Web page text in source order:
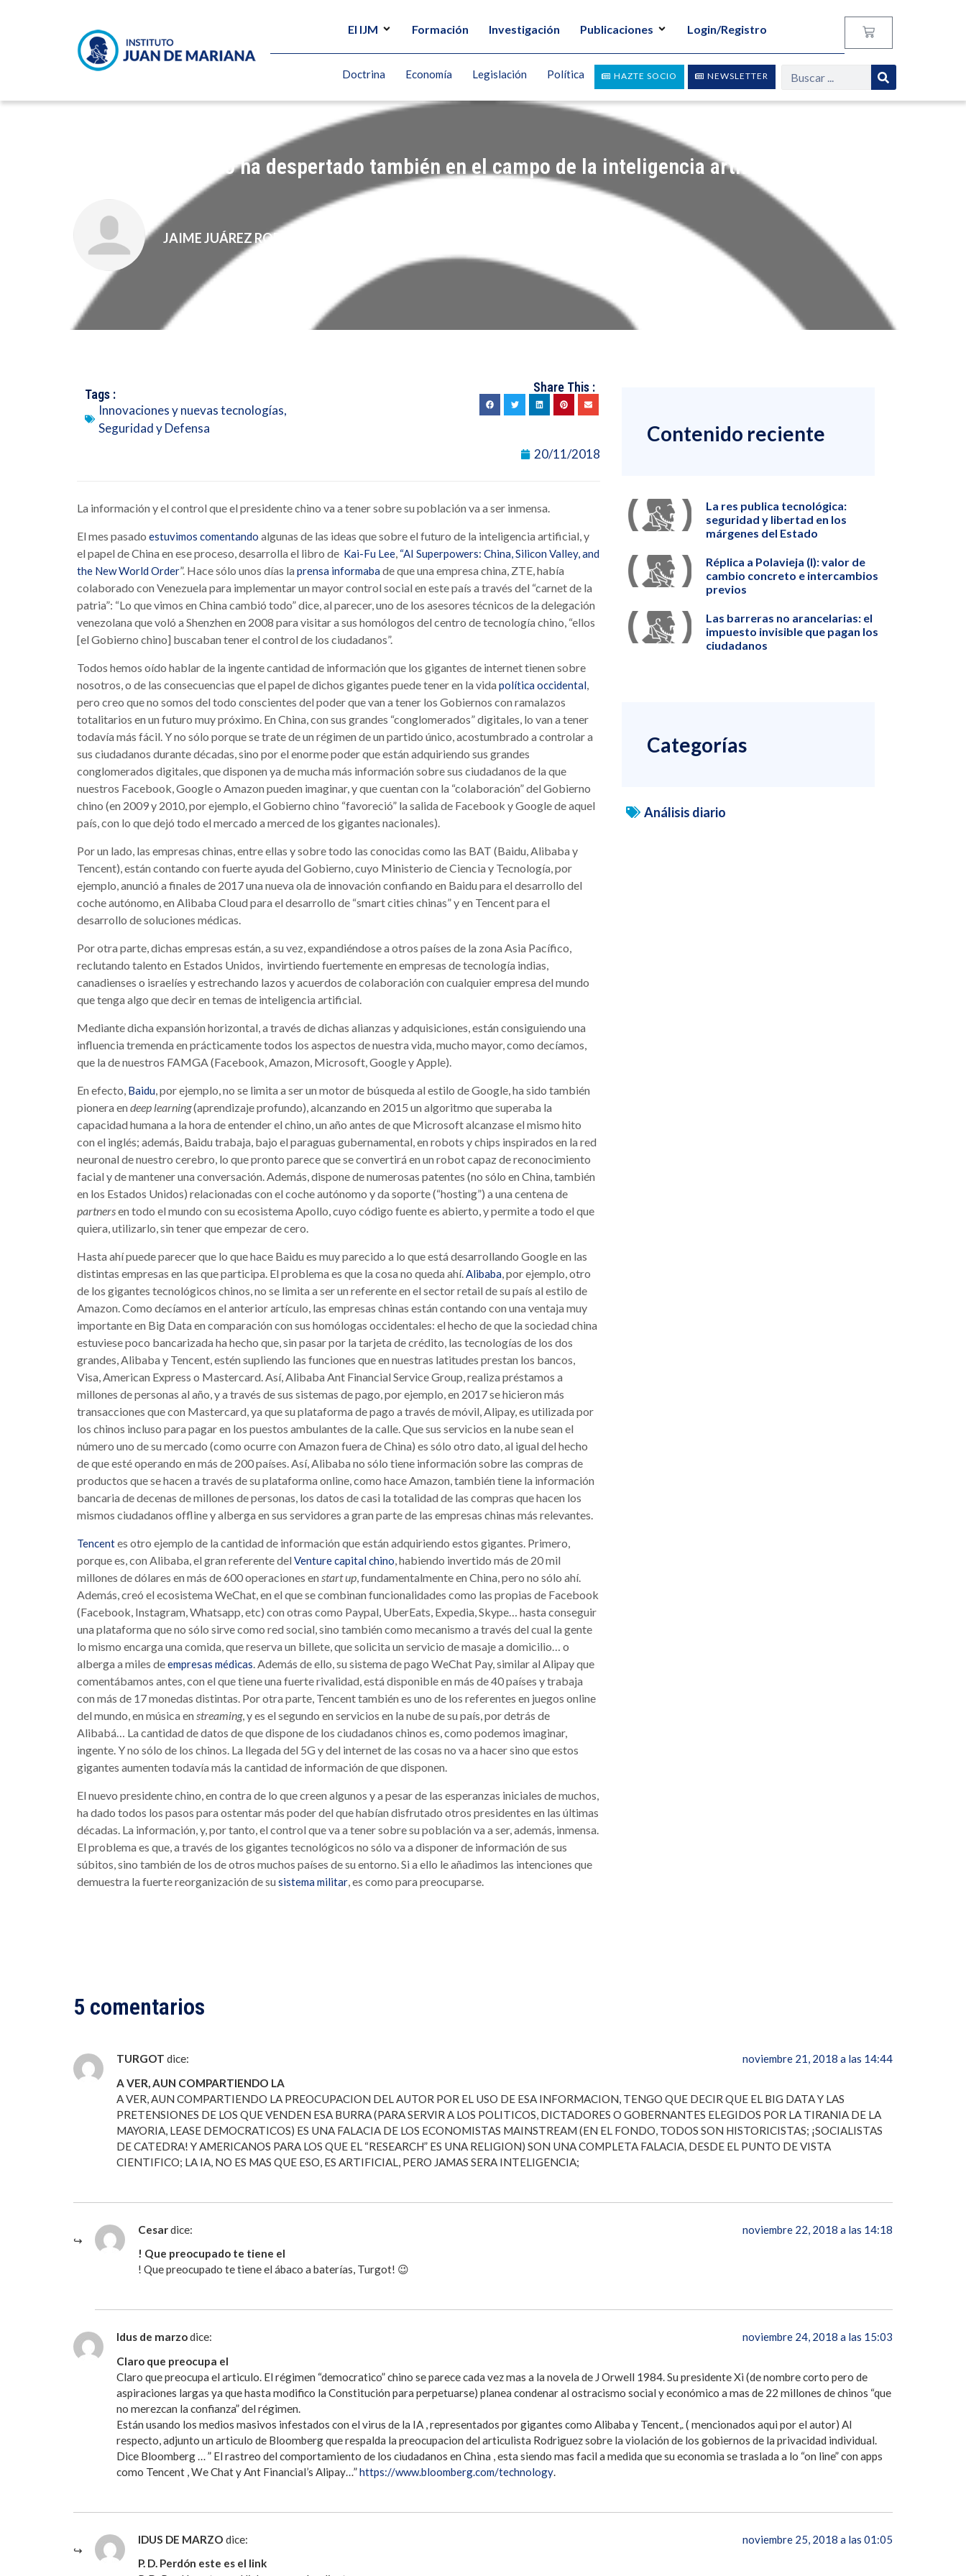
El IJM Formación Investigación Publicaciones Login/Registro
NEWSLETTER
HAZTE SOCIO
Doctrina Economía Legislación Política
El gigante asiático ha despertado también en el campo de la inteligencia artificial (ii)
JAIME JUÁREZ RODRÍGUEZ
Tags :
Innovaciones y nuevas tecnologías,
Seguridad y Defensa
Share This :
20/11/2018
La información y el control que el presidente chino va a tener sobre su población va a ser inmensa.
El mes pasado estuvimos comentando algunas de las ideas que sobre el futuro de la inteligencia artificial, y
el papel de China en ese proceso, desarrolla el libro de Kai-Fu Lee, “AI Superpowers: China, Silicon Valley, and
the New World Order”. Hace sólo unos días laprensa informaba de que una empresa china, ZTE, había
colaborado con Venezuela para implementar un mayor control social en este país a través del “carnet de la
patria”: “Lo que vimos en China cambió todo” dice, al parecer, uno de los asesores técnicos de la delegación
venezolana que voló a Shenzhen en 2008 para visitar a sus homólogos del centro de tecnología chino, “ellos
[el Gobierno chino] buscaban tener el control de los ciudadanos”.
Todos hemos oído hablar de la ingente cantidad de información que los gigantes de internet tienen sobre
nosotros, o de las consecuencias que el papel de dichos gigantes puede tener en la vidapolítica occidental,
pero creo que no somos del todo conscientes del poder que van a tener los Gobiernos con ramalazos
totalitarios en un futuro muy próximo. En China, con sus grandes “conglomerados” digitales, lo van a tener
todavía más fácil. Y no sólo porque se trate de un régimen de un partido único, acostumbrado a controlar a
sus ciudadanos durante décadas, sino por el enorme poder que están adquiriendo sus grandes
conglomerados digitales, que disponen ya de mucha más información sobre sus ciudadanos de la que
nuestros Facebook, Google o Amazon pueden imaginar, y que cuentan con la “colaboración” del Gobierno
chino (en 2009 y 2010, por ejemplo, el Gobierno chino “favoreció” la salida de Facebook y Google de aquel
país, con lo que dejó todo el mercado a merced de los gigantes nacionales).
Por un lado, las empresas chinas, entre ellas y sobre todo las conocidas como las BAT (Baidu, Alibaba y
Tencent), están contando con fuerte ayuda del Gobierno, cuyo Ministerio de Ciencia y Tecnología, por
ejemplo, anunció a finales de 2017 una nueva ola de innovación confiando en Baidu para el desarrollo del
coche autónomo, en Alibaba Cloud para el desarrollo de “smart cities chinas” y en Tencent para el
desarrollo de soluciones médicas.
Por otra parte, dichas empresas están, a su vez, expandiéndose a otros países de la zona Asia Pacífico,
reclutando talento en Estados Unidos, invirtiendo fuertemente en empresas de tecnología indias,
canadienses o israelíes y estrechando lazos y acuerdos de colaboración con cualquier empresa del mundo
que tenga algo que decir en temas de inteligencia artificial.
Mediante dicha expansión horizontal, a través de dichas alianzas y adquisiciones, están consiguiendo una
influencia tremenda en prácticamente todos los aspectos de nuestra vida, mucho mayor, como decíamos,
que la de nuestros FAMGA (Facebook, Amazon, Microsoft, Google y Apple).
En efecto, Baidu, por ejemplo, no se limita a ser un motor de búsqueda al estilo de Google, ha sido también
pionera endeep learning(aprendizaje profundo), alcanzando en 2015 un algoritmo que superaba la
capacidad humana a la hora de entender el chino, un año antes de que Microsoft alcanzase el mismo hito
con el inglés; además, Baidu trabaja, bajo el paraguas gubernamental, en robots y chips inspirados en la red
neuronal de nuestro cerebro, lo que pronto parece que se convertirá en un robot capaz de reconocimiento
facial y de mantener una conversación. Además, dispone de numerosas patentes (no sólo en China, también
en los Estados Unidos) relacionadas con el coche autónomo y da soporte (“hosting”) a una centena de
partnersen todo el mundo con su ecosistema Apollo, cuyo código fuente es abierto, y permite a todo el que
quiera, utilizarlo, sin tener que empezar de cero.
Hasta ahí puede parecer que lo que hace Baidu es muy parecido a lo que está desarrollando Google en las
distintas empresas en las que participa. El problema es que la cosa no queda ahí.Alibaba, por ejemplo, otro
de los gigantes tecnológicos chinos, no se limita a ser un referente en el sector retail de su país al estilo de
Amazon. Como decíamos en el anterior artículo, las empresas chinas están contando con una ventaja muy
importante en Big Data en comparación con sus homólogas occidentales: el hecho de que la sociedad china
estuviese poco bancarizada ha hecho que, sin pasar por la tarjeta de crédito, las tecnologías de los dos
grandes, Alibaba y Tencent, estén supliendo las funciones que en nuestras latitudes prestan los bancos,
Visa, American Express o Mastercard. Así, Alibaba Ant Financial Service Group, realiza préstamos a
millones de personas al año, y a través de sus sistemas de pago, por ejemplo, en 2017 se hicieron más
transacciones que con Mastercard, ya que su plataforma de pago a través de móvil, Alipay, es utilizada por
los chinos incluso para pagar en los puestos ambulantes de la calle. Que sus servicios en la nube sean el
número uno de su mercado (como ocurre con Amazon fuera de China) es sólo otro dato, al igual del hecho
de que esté operando en más de 200 países. Así, Alibaba no sólo tiene información sobre las compras de
productos que se hacen a través de su plataforma online, como hace Amazon, también tiene la información
bancaria de decenas de millones de personas, los datos de casi la totalidad de las compras que hacen los
mismos ciudadanos offline y alberga en sus servidores a gran parte de las empresas chinas más relevantes.
Tencentes otro ejemplo de la cantidad de información que están adquiriendo estos gigantes. Primero,
porque es, con Alibaba, el gran referente delVenture capital chino, habiendo invertido más de 20 mil
millones de dólares en más de 600 operaciones enstart up, fundamentalmente en China, pero no sólo ahí.
Además, creó el ecosistema WeChat, en el que se combinan funcionalidades como las propias de Facebook
(Facebook, Instagram, Whatsapp, etc) con otras como Paypal, UberEats, Expedia, Skype… hasta conseguir
una plataforma que no sólo sirve como red social, sino también como mecanismo a través del cual la gente
lo mismo encarga una comida, que reserva un billete, que solicita un servicio de masaje a domicilio… o
alberga a miles deempresas médicas. Además de ello, su sistema de pago WeChat Pay, similar al Alipay que
comentábamos antes, con el que tiene una fuerte rivalidad, está disponible en más de 40 países y trabaja
con más de 17 monedas distintas. Por otra parte, Tencent también es uno de los referentes en juegos online
del mundo, en música enstreaming, y es el segundo en servicios en la nube de su país, por detrás de
Alibabá… La cantidad de datos de que dispone de los ciudadanos chinos es, como podemos imaginar,
ingente. Y no sólo de los chinos. La llegada del 5G y del internet de las cosas no va a hacer sino que estos
gigantes aumenten todavía más la cantidad de información de que disponen.
El nuevo presidente chino, en contra de lo que creen algunos y a pesar de las esperanzas iniciales de muchos,
ha dado todos los pasos para ostentar más poder del que habían disfrutado otros presidentes en las últimas
décadas. La información, y, por tanto, el control que va a tener sobre su población va a ser, además, inmensa.
El problema es que, a través de los gigantes tecnológicos no sólo va a disponer de información de sus
súbitos, sino también de los de otros muchos países de su entorno. Si a ello le añadimos las intenciones que
demuestra la fuerte reorganización de susistema militar, es como para preocuparse.
Contenido reciente
La res publica tecnológica:
seguridad y libertad en los
márgenes del Estado
Réplica a Polavieja (I): valor de
cambio concreto e intercambios
previos
Las barreras no arancelarias: el
impuesto invisible que pagan los
ciudadanos
Categorías
Análisis diario
5 comentarios
TURGOT dice:
noviembre 21, 2018 a las 14:44
A VER, AUN COMPARTIENDO LA
A VER, AUN COMPARTIENDO LA PREOCUPACION DEL AUTOR POR EL USO DE ESA INFORMACION, TENGO QUE DECIR QUE EL BIG DATA Y LAS
PRETENSIONES DE LOS QUE VENDEN ESA BURRA (PARA SERVIR A LOS POLITICOS, DICTADORES O GOBERNANTES ELEGIDOS POR LA TIRANIA DE LA
MAYORIA, LEASE DEMOCRATICOS) ES UNA FALACIA DE LOS ECONOMISTAS MAINSTREAM (EN EL FONDO, TODOS SON HISTORICISTAS; ¡SOCIALISTAS
DE CATEDRA! Y AMERICANOS PARA LOS QUE EL “RESEARCH” ES UNA RELIGION) SON UNA COMPLETA FALACIA, DESDE EL PUNTO DE VISTA
CIENTIFICO; LA IA, NO ES MAS QUE ESO, ES ARTIFICIAL, PERO JAMAS SERA INTELIGENCIA;
Cesardice:
noviembre 22, 2018 a las 14:18
! Que preocupado te tiene el
! Que preocupado te tiene el ábaco a baterías, Turgot! 😉
Idus de marzodice:
noviembre 24, 2018 a las 15:03
Claro que preocupa el
Claro que preocupa el articulo. El régimen “democratico” chino se parece cada vez mas a la novela de J Orwell 1984. Su presidente Xi (de nombre corto pero de
aspiraciones largas ya que hasta modifico la Constitución para perpetuarse) planea condenar al ostracismo social y económico a mas de 22 millones de chinos “que
no merezcan la confianza” del régimen.
Están usando los medios masivos infestados con el virus de la IA , representados por gigantes como Alibaba y Tencent,. ( mencionados aqui por el autor) Al
respecto, adjunto un articulo de Bloomberg que respalda la preocupacion del articulista Rodriguez sobre la violación de los gobiernos de la privacidad individual.
Dice Bloomberg … ” El rastreo del comportamiento de los ciudadanos en China , esta siendo mas facil a medida que su economia se traslada a lo “on line” con apps
como Tencent , We Chat y Ant Financial’s Alipay…”https://www.bloomberg.com/technology
IDUS DE MARZO dice:
noviembre 25, 2018 a las 01:05
P. D. Perdón este es el link